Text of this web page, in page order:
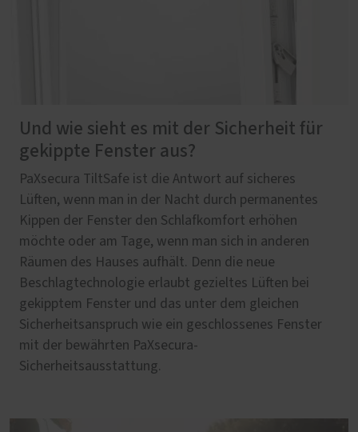
Und wie sieht es mit der Sicherheit für
gekippte Fenster aus?
PaXsecura TiltSafe ist die Antwort auf sicheres
Lüften, wenn man in der Nacht durch permanentes
Kippen der Fenster den Schlafkomfort erhöhen
möchte oder am Tage, wenn man sich in anderen
Räumen des Hauses aufhält. Denn die neue
Beschlagtechnologie erlaubt gezieltes Lüften bei
gekipptem Fenster und das unter dem gleichen
Sicherheitsanspruch wie ein geschlossenes Fenster
mit der bewährten PaXsecura-
Sicherheitsausstattung.